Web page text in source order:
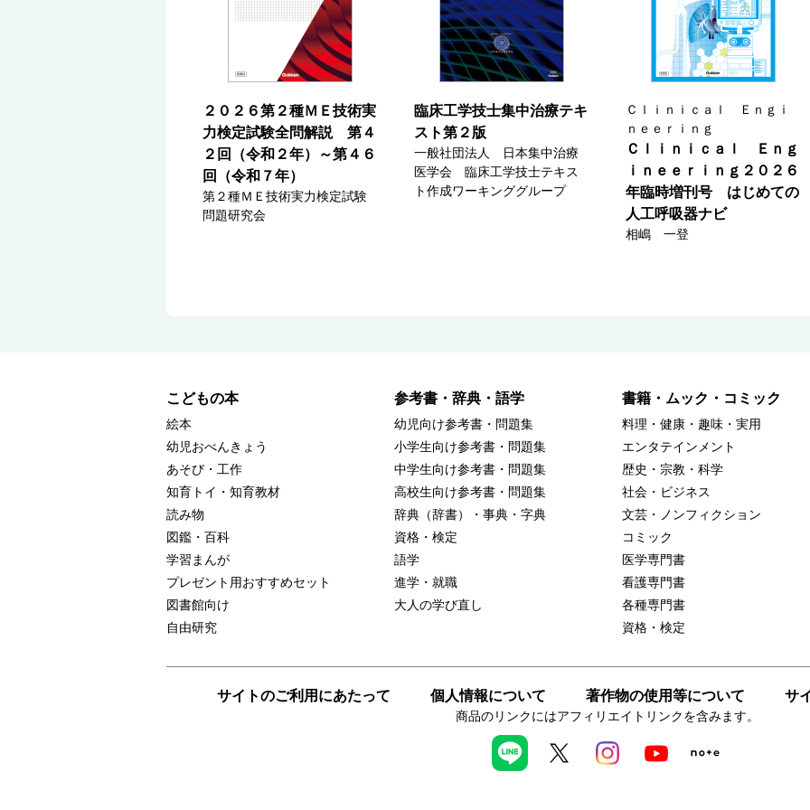
２０２６第２種ＭＥ技術実
力検定試験全問解説 第４
２回（令和２年）～第４６
回（令和７年）
第２種ＭＥ技術実力検定試験
問題研究会
臨床工学技士集中治療テキ
スト第２版
一般社団法人 日本集中治療
医学会 臨床工学技士テキス
ト作成ワーキンググループ
Ｃｌｉｎｉｃａｌ Ｅｎｇｉ
ｎｅｅｒｉｎｇ
Ｃｌｉｎｉｃａｌ Ｅｎｇ
ｉｎｅｅｒｉｎｇ２０２６
年臨時増刊号 はじめての
人工呼吸器ナビ
相嶋 一登
こどもの本
絵本
幼児おべんきょう
あそび・工作
知育トイ・知育教材
読み物
図鑑・百科
学習まんが
プレゼント用おすすめセット
図書館向け
自由研究
参考書・辞典・語学
幼児向け参考書・問題集
小学生向け参考書・問題集
中学生向け参考書・問題集
高校生向け参考書・問題集
辞典（辞書）・事典・字典
資格・検定
語学
進学・就職
大人の学び直し
書籍・ムック・コミック
料理・健康・趣味・実用
エンタテインメント
歴史・宗教・科学
社会・ビジネス
文芸・ノンフィクション
コミック
医学専門書
看護専門書
各種専門書
資格・検定
サイトのご利用にあたって 個人情報について 著作物の使用等について サ
商品のリンクにはアフィリエイトリンクを含みます。